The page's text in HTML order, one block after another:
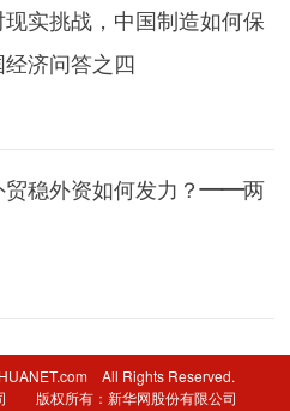
实挑战，中国制造如何保
济问答之四
贸稳外资如何发力？——两
All Rights Reserved.
版权所有：新华网股份有限公司